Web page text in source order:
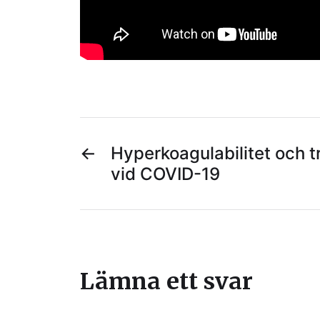
←
Hyperkoagulabilitet och
vid COVID-19
Lämna ett svar